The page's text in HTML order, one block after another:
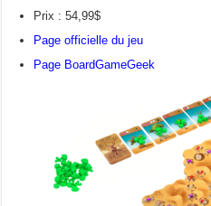
Prix : 54,99$
Page officielle du jeu
Page BoardGameGeek